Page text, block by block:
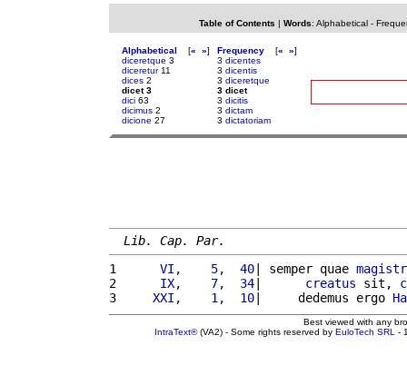
Table of Contents | Words: Alphabetical-
Alphabetical [« »]
diceretque 3
diceretur11
dices 2
dicet 3
dici 63
dicimus 2
dicione 27
Frequency [« »]
3 dicentes
3 dicentis
3 diceretque
3 dicet
3 dicitis
3 dictam
3 dictatoriam
Lib. Cap. Par.
1
     VI,    5,  40
| semper quae
2
     IX,    7,  34
| creatus sit,
3
    XXI,    1,  10
|     dedemus ergo
Best viewed with any
IntraText®(VA2) - Some rights reserved by EuloTech SRL -